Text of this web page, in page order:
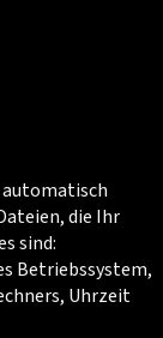
automatisch
die Ihr
sind:
Betriebssystem,
Uhrzeit